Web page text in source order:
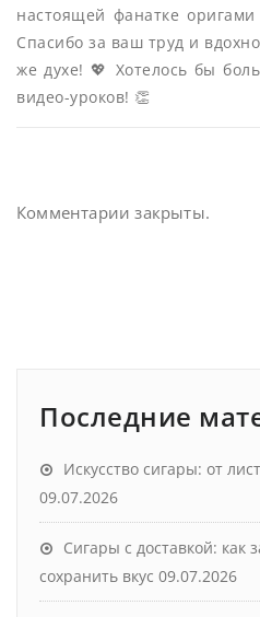
настоящей фанатке
Спасибо за ваш труд и
же духе! 💖 Хотелось бы
видео-уроков! 👏
Комментарии закрыты.
Последние
Искусство сигары: от
09.07.2026
Сигары с доставкой: как
сохранить вкус 09.07.2026